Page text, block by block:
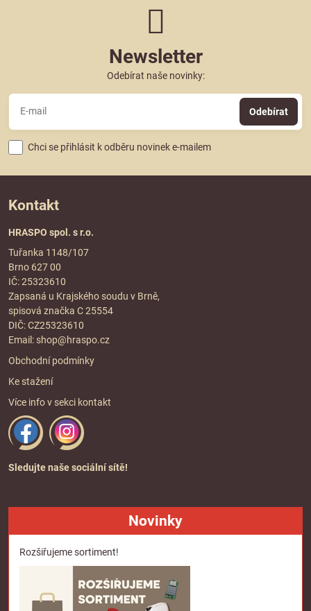
Newsletter
Odebírat naše novinky:
Odebírat
Chci se přihlásit k odběru novinek e-mailem
Kontakt
HRASPO spol. s r.o.
Tuřanka 1148/107
Brno 627 00
IČ: 25323610
Zapsaná u Krajského soudu v Brně,
spisová značka C 25554
DIČ: CZ25323610
Email: shop@hraspo.cz
Obchodní podmínky
Ke stažení
Více info v sekci kontakt
Sledujte naše sociální sítě!
Novinky
Rozšiřujeme sortiment!